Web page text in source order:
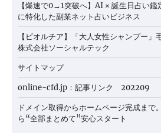
【爆速で0→1突破へ】AI × 誕生日占い
に特化した副業ネット占いビジネス
【ビオルチア】「大人女性シャンプー」
株式会社ソーシャルテック
サイトマップ
online-cfd.jp：記事リンク 202209
ドメイン取得からホームページ完成まで
ら“全部まとめて”安心スタート